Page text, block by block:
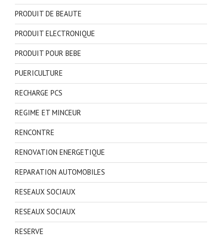
PRODUIT DE BEAUTE
PRODUIT ELECTRONIQUE
PRODUIT POUR BEBE
PUERICULTURE
RECHARGE PCS
REGIME ET MINCEUR
RENCONTRE
RENOVATION ENERGETIQUE
REPARATION AUTOMOBILES
RESEAUX SOCIAUX
RESEAUX SOCIAUX
RESERVE